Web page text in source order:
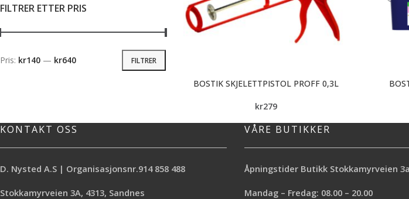
FILTRER ETTER PRIS
FILTRER
Pris: kr140 — kr640
BOSTIK SKJELETTPISTOL PROFF 0,3L
kr279
KONTAKT OSS
D. Nysted A.S | Organisasjonsnr.914 858 488
Stokkamyrveien 3A, 4313, Sandnes
VÅRE BUTIKKER
Åpningstider Butikk Stokkamyrveien
Mandag – Fredag: 08.00 – 20.00